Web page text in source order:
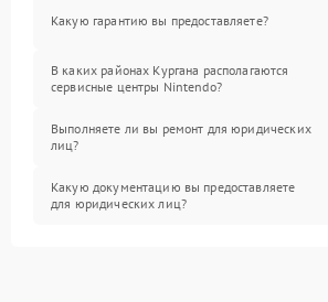
Какую гарантию вы предоставляете?
В каких районах Кургана располагаются
сервисные центры Nintendo?
Выполняете ли вы ремонт для юридических
лиц?
Какую документацию вы предоставляете
для юридических лиц?